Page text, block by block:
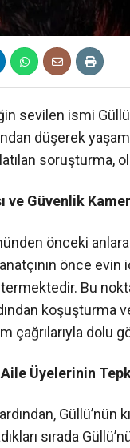
sevilen ismi
düşerek
soruşturma,
ve Güvenlik
önceki
önce
Bu
koşuşturma
çağrılarıyla
Aile Üyelerinin
Güllü’nün
sırada